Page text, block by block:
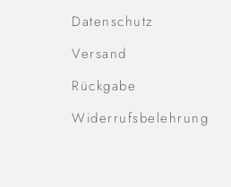
Datenschutz
Versand
Rückgabe
Widerrufsbelehrung